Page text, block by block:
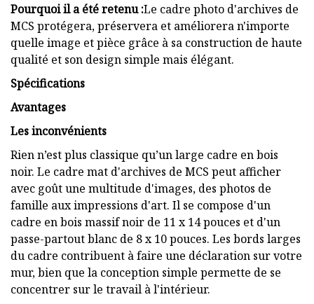
Pourquoi il a été retenu :Le cadre photo d'archives de
MCS protégera, préservera et améliorera n'importe
quelle image et pièce grâce à sa construction de haute
qualité et son design simple mais élégant.
Spécifications
Avantages
Les inconvénients
Rien n’est plus classique qu’un large cadre en bois
noir. Le cadre mat d'archives de MCS peut afficher
avec goût une multitude d'images, des photos de
famille aux impressions d'art. Il se compose d'un
cadre en bois massif noir de 11 x 14 pouces et d'un
passe-partout blanc de 8 x 10 pouces. Les bords larges
du cadre contribuent à faire une déclaration sur votre
mur, bien que la conception simple permette de se
concentrer sur le travail à l'intérieur.